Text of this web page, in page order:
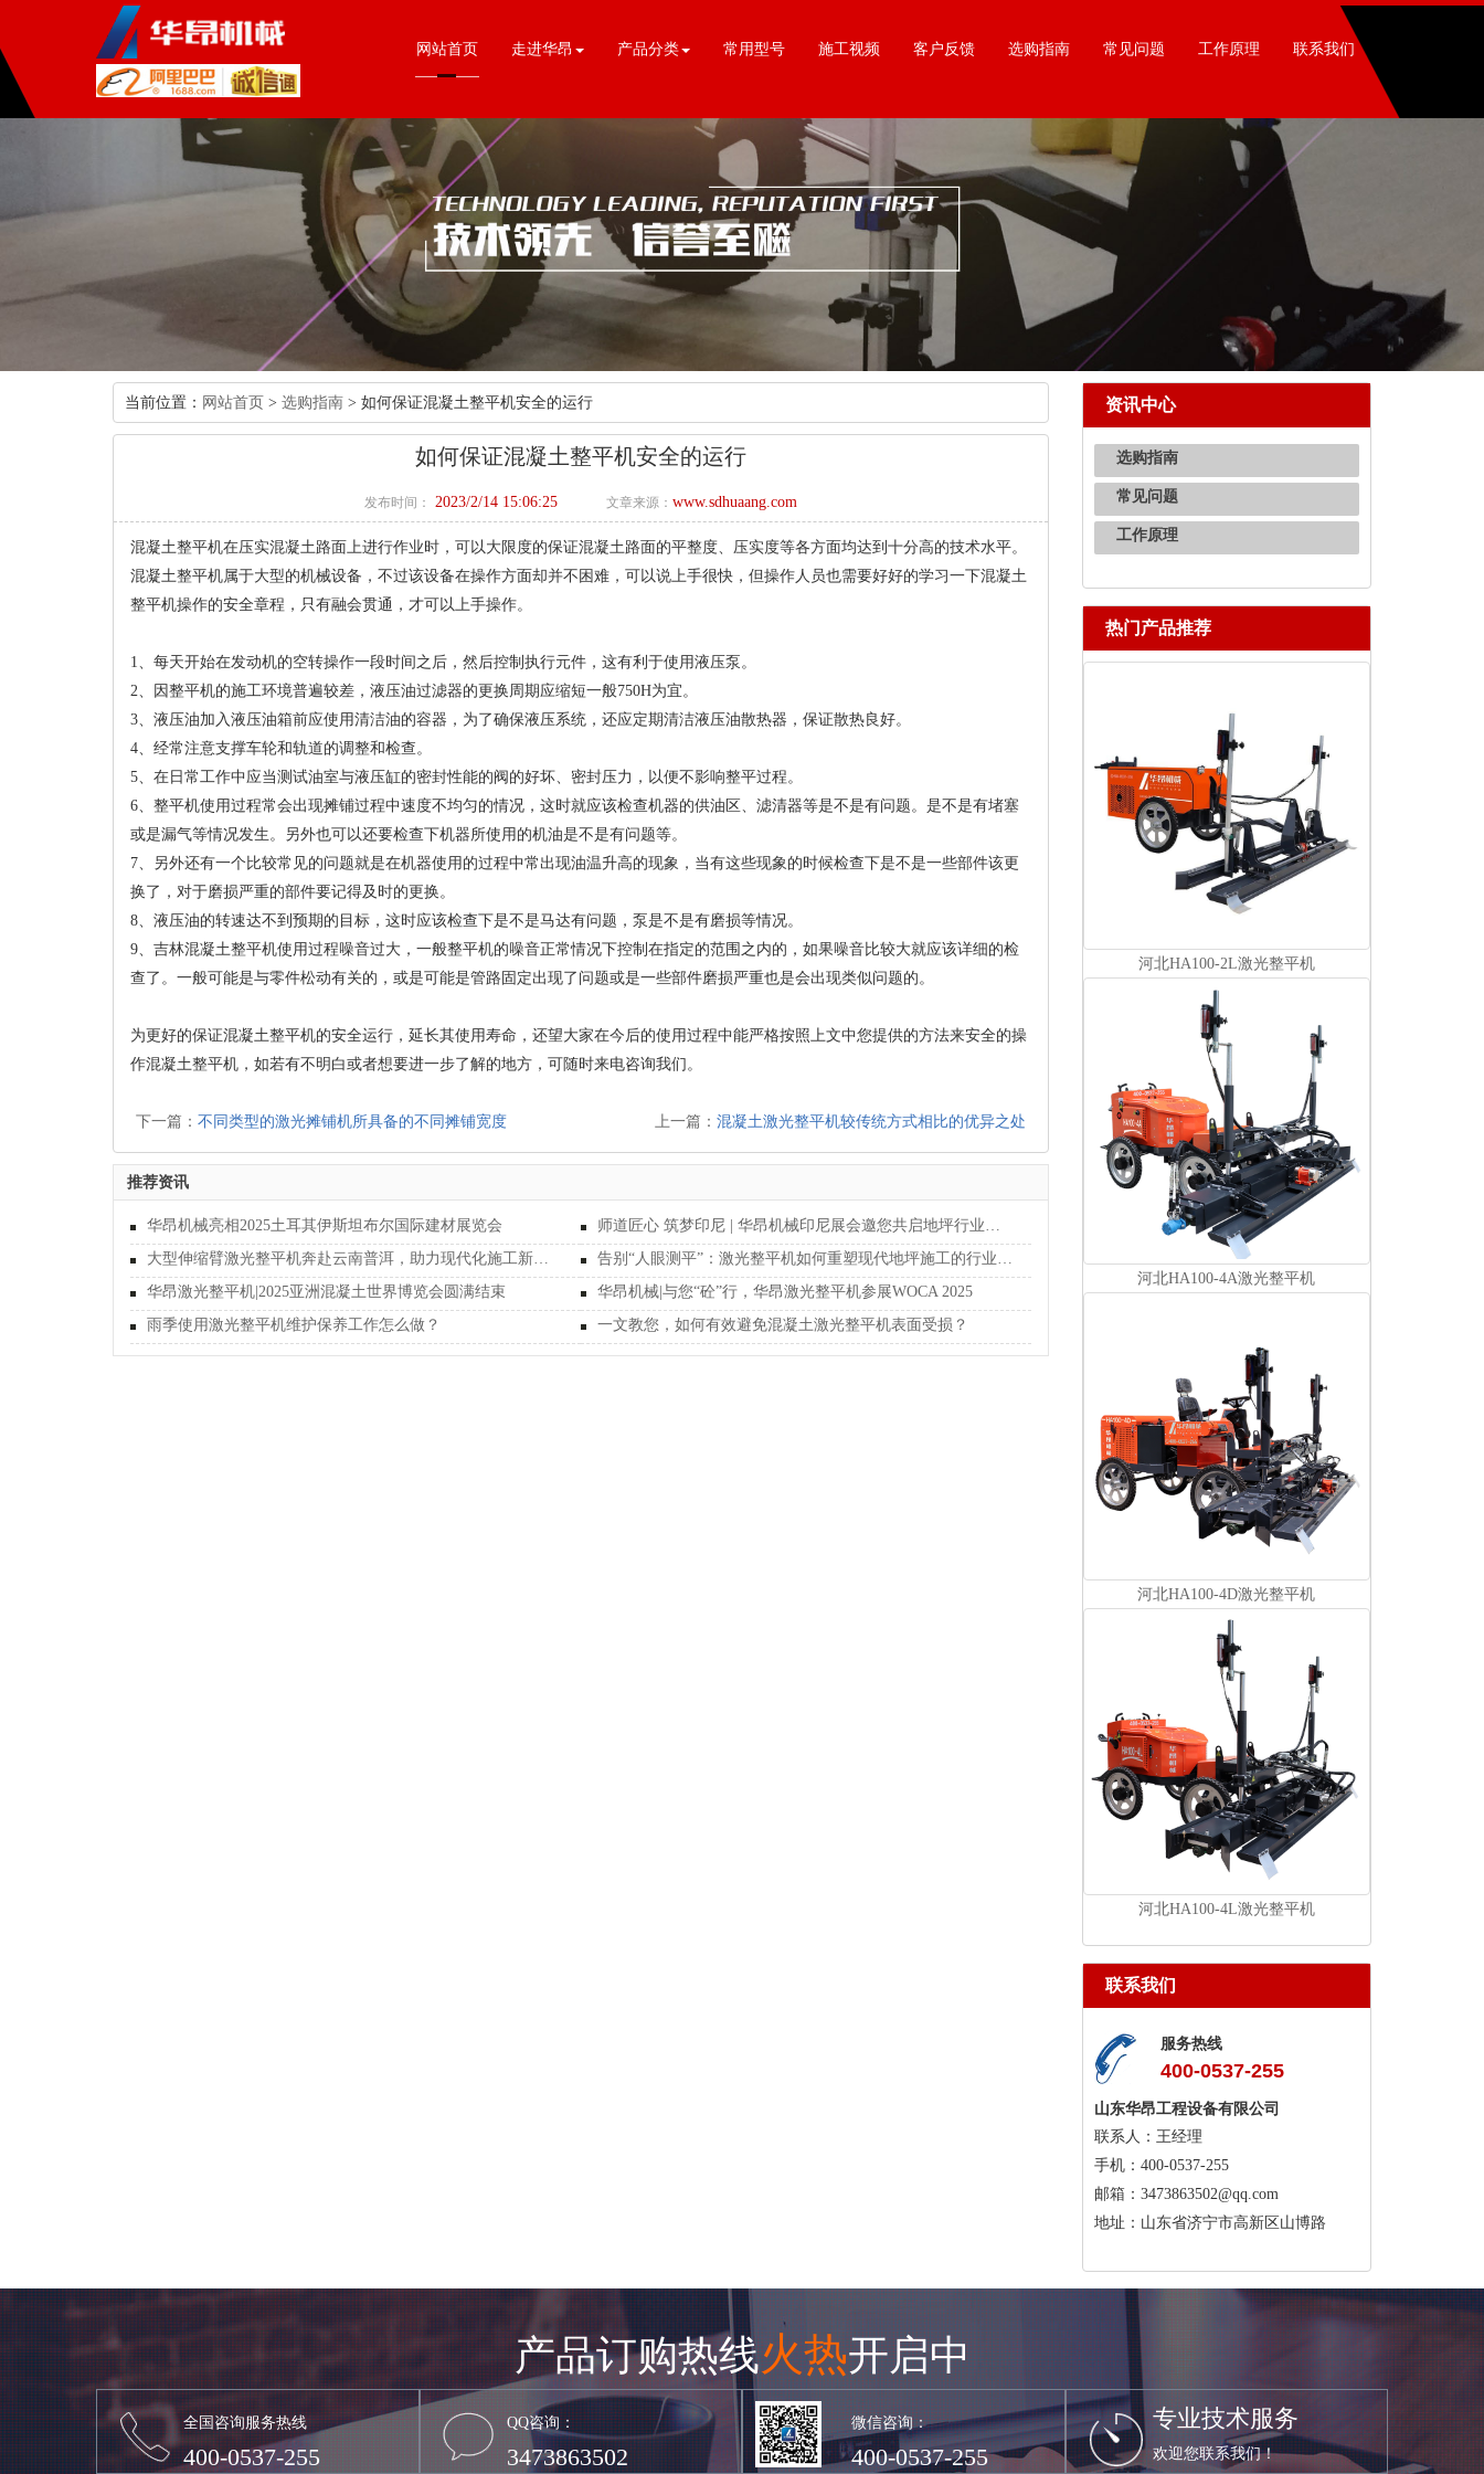
网站首页 走进华昂 产品分类 常用型号 施工视频 客户反馈 选购指南 常见问题 工作原理 联系我们
当前位置： 网站首页 > 选购指南 > 如何保证混凝土整平机安全的运行
如何保证混凝土整平机安全的运行
发布时间： 2023/2/14 15:06:25 文章来源： www.sdhuaang.com
混凝土整平机在压实混凝土路面上进行作业时，可以大限度的保证混凝土路面的平整度、压实度等各方面均达到十分高的技术水平。
混凝土整平机属于大型的机械设备，不过该设备在操作方面却并不困难，可以说上手很快，但操作人员也需要好好的学习一下混凝土
整平机操作的安全章程，只有融会贯通，才可以上手操作。
1、每天开始在发动机的空转操作一段时间之后，然后控制执行元件，这有利于使用液压泵。
2、因整平机的施工环境普遍较差，液压油过滤器的更换周期应缩短一般750H为宜。
3、液压油加入液压油箱前应使用清洁油的容器，为了确保液压系统，还应定期清洁液压油散热器，保证散热良好。
4、经常注意支撑车轮和轨道的调整和检查。
5、在日常工作中应当测试油室与液压缸的密封性能的阀的好坏、密封压力，以便不影响整平过程。
6、整平机使用过程常会出现摊铺过程中速度不均匀的情况，这时就应该检查机器的供油区、滤清器等是不是有问题。是不是有堵塞
或是漏气等情况发生。另外也可以还要检查下机器所使用的机油是不是有问题等。
7、另外还有一个比较常见的问题就是在机器使用的过程中常出现油温升高的现象，当有这些现象的时候检查下是不是一些部件该更
换了，对于磨损严重的部件要记得及时的更换。
8、液压油的转速达不到预期的目标，这时应该检查下是不是马达有问题，泵是不是有磨损等情况。
9、吉林混凝土整平机使用过程噪音过大，一般整平机的噪音正常情况下控制在指定的范围之内的，如果噪音比较大就应该详细的检
查了。一般可能是与零件松动有关的，或是可能是管路固定出现了问题或是一些部件磨损严重也是会出现类似问题的。
为更好的保证混凝土整平机的安全运行，延长其使用寿命，还望大家在今后的使用过程中能严格按照上文中您提供的方法来安全的操
作混凝土整平机，如若有不明白或者想要进一步了解的地方，可随时来电咨询我们。
下一篇： 不同类型的激光摊铺机所具备的不同摊铺宽度 上一篇： 混凝土激光整平机较传统方式相比的优异之处
推荐资讯
华昂机械亮相2025土耳其伊斯坦布尔国际建材展览会
师道匠心 筑梦印尼 | 华昂机械印尼展会邀您共启地坪行业新纪元
大型伸缩臂激光整平机奔赴云南普洱，助力现代化施工新篇章
告别“人眼测平”：激光整平机如何重塑现代地坪施工的行业标准
华昂激光整平机|2025亚洲混凝土世界博览会圆满结束
华昂机械|与您“砼”行，华昂激光整平机参展WOCA 2025
雨季使用激光整平机维护保养工作怎么做？
一文教您，如何有效避免混凝土激光整平机表面受损？
资讯中心
选购指南
常见问题
工作原理
热门产品推荐
河北HA100-2L激光整平机
河北HA100-4A激光整平机
河北HA100-4D激光整平机
河北HA100-4L激光整平机
联系我们
服务热线
400-0537-255
山东华昂工程设备有限公司
联系人：王经理
手机：400-0537-255
邮箱：3473863502@qq.com
地址：山东省济宁市高新区山博路
产品订购热线火热开启中
全国咨询服务热线
400-0537-255
QQ咨询：
3473863502
微信咨询：
400-0537-255
专业技术服务
欢迎您联系我们！